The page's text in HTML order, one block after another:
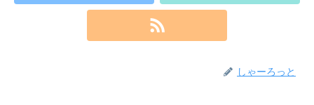
しゃーろっと